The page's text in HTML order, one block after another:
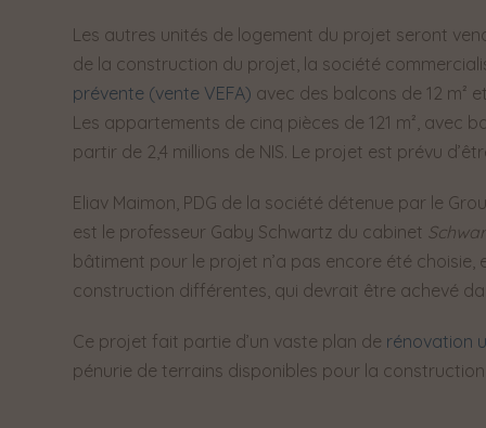
Les autres unités de logement du projet seront
de la construction du projet, la société
prévente (vente VEFA) avec des balcons de 12 m²
Les appartements de cinq pièces de 121 m²,
partir de 2,4 millions de NIS. Le projet est prévu
Eliav Maimon, PDG de la société détenue par le
est le professeur Gaby Schwartz du cabinet
bâtiment pour le projet n’a pas encore été
construction différentes, qui devrait être achevé
Ce projet fait partie d’un vaste plan de rénovation
pénurie de terrains disponibles pour la